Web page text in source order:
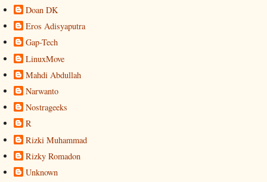
Doan DK
Eros Adisyaputra
Gap-Tech
LinuxMove
Mahdi Abdullah
Narwanto
Nostrageeks
R
Rizki Muhammad
Rizky Romadon
Unknown